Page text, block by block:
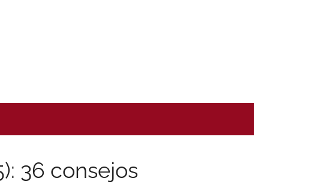
36 consejos